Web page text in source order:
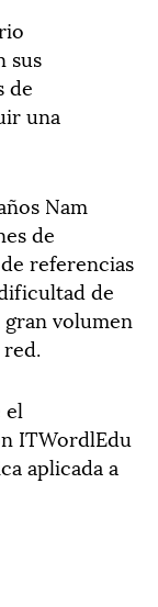
sus
de
una
Nam
de
referencias
de
volumen
el
ITWordlEdu
aplicada a